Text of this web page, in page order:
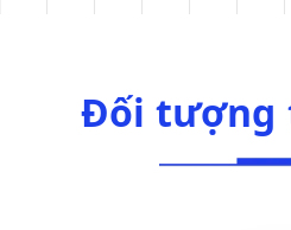
Đối tượng
Đối tượng